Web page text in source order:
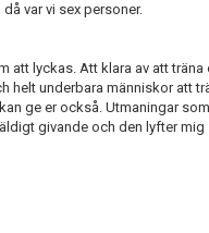
var vi sex personer.
att lyckas. Att klara av att
helt underbara människor att
ge er också. Utmaningar
givande och den lyfter